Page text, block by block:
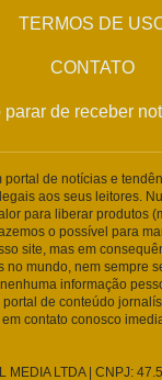
TERMOS DE
CONTATO
parar de receber
portal de notícias e
aos seus leitores.
para liberar produtos
o possível para
site, mas em
no mundo, nem sempre
informação
de conteúdo
contato conosco
MEDIA LTDA | CNPJ: